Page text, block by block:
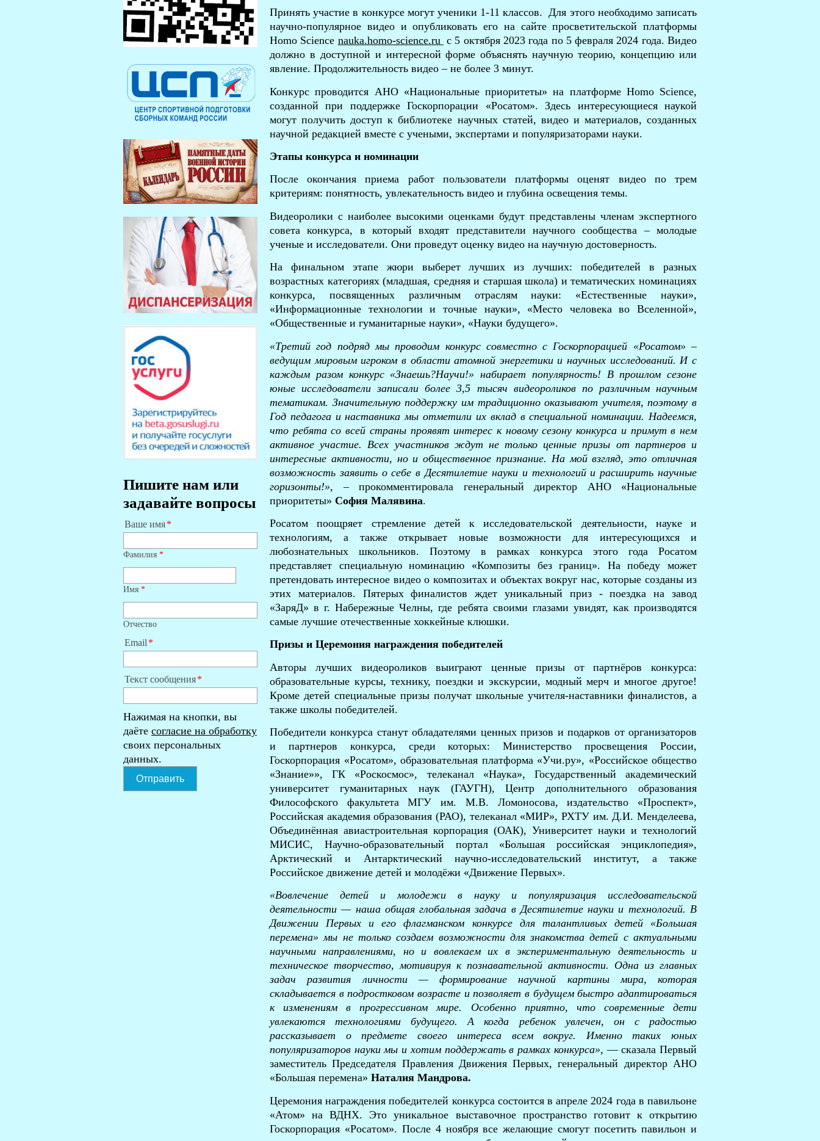
Пишите нам или
задавайте вопросы
Ваше имя
Фамилия *
Имя *
Отчество
Email
Текст сообщения
Нажимая на кнопки, вы
даёте согласие на обработку
своих персональных
данных.
Отправить
Принять участие в конкурсе могут ученики 1-11 классов. Для этого необходимо записать
научно-популярное видео и опубликовать его на сайте просветительской платформы
Homo Science nauka.homo-science.ru с 5 октября 2023 года по 5 февраля 2024 года. Видео
должно в доступной и интересной форме объяснять научную теорию, концепцию или
явление. Продолжительность видео – не более 3 минут.
Конкурс проводится АНО «Национальные приоритеты» на платформе Homo Science,
созданной при поддержке Госкорпорации «Росатом». Здесь интересующиеся наукой
могут получить доступ к библиотеке научных статей, видео и материалов, созданных
научной редакцией вместе с учеными, экспертами и популяризаторами науки.
Этапы конкурса и номинации
После окончания приема работ пользователи платформы оценят видео по трем
критериям: понятность, увлекательность видео и глубина освещения темы.
Видеоролики с наиболее высокими оценками будут представлены членам экспертного
совета конкурса, в который входят представители научного сообщества – молодые
ученые и исследователи. Они проведут оценку видео на научную достоверность.
На финальном этапе жюри выберет лучших из лучших: победителей в разных
возрастных категориях (младшая, средняя и старшая школа) и тематических номинациях
конкурса, посвященных различным отраслям науки: «Естественные науки»,
«Информационные технологии и точные науки», «Место человека во Вселенной»,
«Общественные и гуманитарные науки», «Науки будущего».
«Третий год подряд мы проводим конкурс совместно с Госкорпорацией «Росатом» –
ведущим мировым игроком в области атомной энергетики и научных исследований. И с
каждым разом конкурс «Знаешь?Научи!» набирает популярность! В прошлом сезоне
юные исследователи записали более 3,5 тысяч видеороликов по различным научным
тематикам. Значительную поддержку им традиционно оказывают учителя, поэтому в
Год педагога и наставника мы отметили их вклад в специальной номинации. Надеемся,
что ребята со всей страны проявят интерес к новому сезону конкурса и примут в нем
активное участие. Всех участников ждут не только ценные призы от партнеров и
интересные активности, но и общественное признание. На мой взгляд, это отличная
возможность заявить о себе в Десятилетие науки и технологий и расширить научные
горизонты!»,– прокомментировала генеральный директор АНО «Национальные
приоритеты» София Малявина.
Росатом поощряет стремление детей к исследовательской деятельности, науке и
технологиям, а также открывает новые возможности для интересующихся и
любознательных школьников. Поэтому в рамках конкурса этого года Росатом
представляет специальную номинацию «Композиты без границ». На победу может
претендовать интересное видео о композитах и объектах вокруг нас, которые созданы из
этих материалов. Пятерых финалистов ждет уникальный приз - поездка на завод
«ЗаряД» в г. Набережные Челны, где ребята своими глазами увидят, как производятся
самые лучшие отечественные хоккейные клюшки.
Призы и Церемония награждения победителей
Авторы лучших видеороликов выиграют ценные призы от партнёров конкурса:
образовательные курсы, технику, поездки и экскурсии, модный мерч и многое другое!
Кроме детей специальные призы получат школьные учителя-наставники финалистов, а
также школы победителей.
Победители конкурса станут обладателями ценных призов и подарков от организаторов
и партнеров конкурса, среди которых: Министерство просвещения России,
Госкорпорация «Росатом», образовательная платформа «Учи.ру», «Российское общество
«Знание»», ГК «Роскосмос», телеканал «Наука», Государственный академический
университет гуманитарных наук (ГАУГН), Центр дополнительного образования
Философского факультета МГУ им. М.В. Ломоносова, издательство «Проспект»,
Российская академия образования (РАО), телеканал «МИР», РХТУ им. Д.И. Менделеева,
Объединённая авиастроительная корпорация (ОАК), Университет науки и технологий
МИСИС, Научно-образовательный портал «Большая российская энциклопедия»,
Арктический и Антарктический научно-исследовательский институт, а также
Российское движение детей и молодёжи «Движение Первых».
«Вовлечение детей и молодежи в науку и популяризация исследовательской
деятельности — наша общая глобальная задача в Десятилетие науки и технологий. В
Движении Первых и его флагманском конкурсе для талантливых детей «Большая
перемена» мы не только создаем возможности для знакомства детей с актуальными
научными направлениями, но и вовлекаем их в экспериментальную деятельность и
техническое творчество, мотивируя к познавательной активности. Одна из главных
задач развития личности — формирование научной картины мира, которая
складывается в подростковом возрасте и позволяет в будущем быстро адаптироваться
к изменениям в прогрессивном мире. Особенно приятно, что современные дети
увлекаются технологиями будущего. А когда ребенок увлечен, он с радостью
рассказывает о предмете своего интереса всем вокруг. Именно таких юных
популяризаторов науки мы и хотим поддержать в рамках конкурса», — сказала Первый
заместитель Председателя Правления Движения Первых, генеральный директор АНО
«Большая перемена» Наталия Мандрова.
Церемония награждения победителей конкурса состоится в апреле 2024 года в павильоне
«Атом» на ВДНХ. Это уникальное выставочное пространство готовит к открытию
Госкорпорация «Росатом». После 4 ноября все желающие смогут посетить павильон и